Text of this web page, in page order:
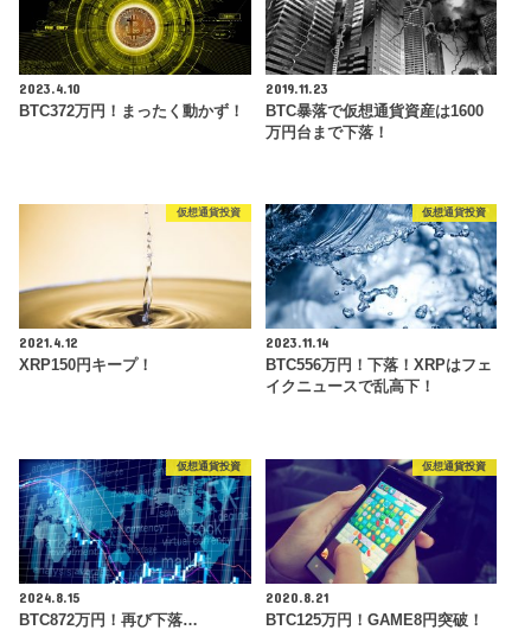
2023.4.10
BTC372万円！まったく動かず！
2019.11.23
BTC暴落で仮想通貨資産は1600
万円台まで下落！
仮想通貨投資
2021.4.12
XRP150円キープ！
仮想通貨投資
2023.11.14
BTC556万円！下落！XRPはフェ
イクニュースで乱高下！
仮想通貨投資
2024.8.15
BTC872万円！再び下落…
仮想通貨投資
2020.8.21
BTC125万円！GAME8円突破！